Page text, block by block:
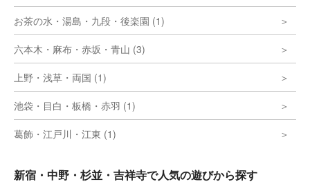
お茶の水・湯島・九段・後楽園 (1)
六本木・麻布・赤坂・青山 (3)
上野・浅草・両国 (1)
池袋・目白・板橋・赤羽 (1)
葛飾・江戸川・江東 (1)
新宿・中野・杉並・吉祥寺で人気の遊びから探す